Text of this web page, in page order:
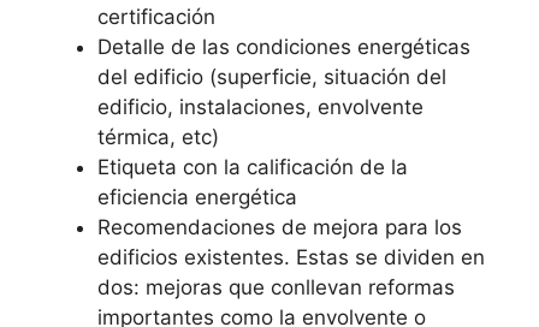
certificación
Detalle de las condiciones energéticas
del edificio (superficie, situación del
edificio, instalaciones, envolvente
térmica, etc)
Etiqueta con la calificación de la
eficiencia energética
Recomendaciones de mejora para los
edificios existentes. Estas se dividen en
dos: mejoras que conllevan reformas
importantes como la envolvente o